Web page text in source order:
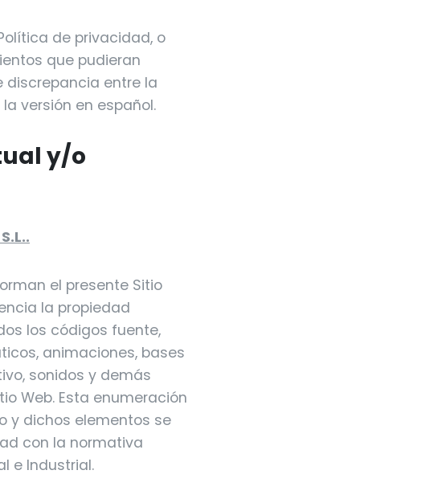
de privacidad, o
que pudieran
discrepancia entre la
versión en español.
y/o
el presente Sitio
la propiedad
los códigos fuente,
animaciones, bases
sonidos y demás
Web. Esta enumeración
y dichos elementos se
con la normativa
e Industrial.